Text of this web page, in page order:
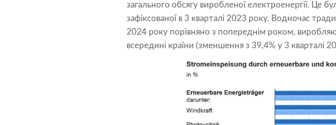
загального обсягу виробленої електроенергії. Це
зафіксованої в 3 кварталі 2023 року. Водночас
2024 року порівняно з попереднім роком,
всередині країни (зменшення з 39,4% у 3 кварталі